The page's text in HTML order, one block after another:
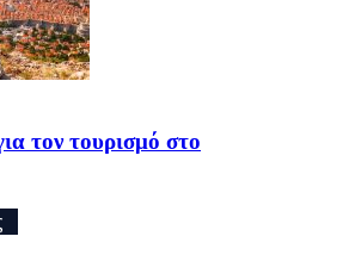
τον τουρισμό στο